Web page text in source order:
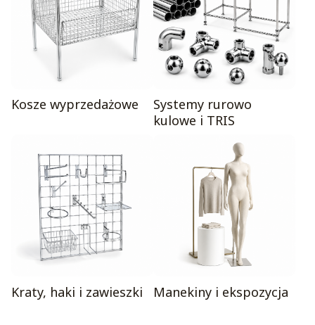
Kosze wyprzedażowe
Systemy rurowo
kulowe i TRIS
Kraty, haki i zawieszki Manekiny i ekspozycja